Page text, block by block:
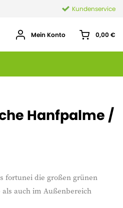
Kundenservice
Mein Konto 0,00 €
Hanfpalme /
fortunei die großen grünen
auch im Außenbereich